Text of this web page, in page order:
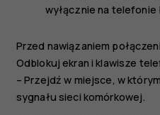
wyłącznie na
Przed nawiązaniem
Odblokuj ekran i klawisze
– Przejdź w miejsce, w
sygnału sieci komórkowej.